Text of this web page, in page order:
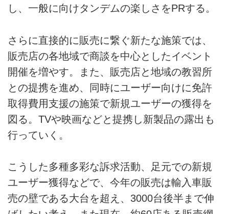
し、一般に向けタンデムの楽しさをPRする。
さらに直接的に販売に繋ぐ新たな施策では、
販売店の各地域で商談を中心としたイベント
開催を増やす。また、販売店と地域の教習所
との提携を進め、同時にユーザー向けに免許
取得費用支援の施策で新規ユーザーの獲得を
図る。TVや映画などと提携し新製品の露出も
行っていく。
こうした多種多彩な訴求活動、足元での新規
ユーザー獲得などで、今年の販売は輸入車販
売の壁である大台を超え、3000台後半まで伸